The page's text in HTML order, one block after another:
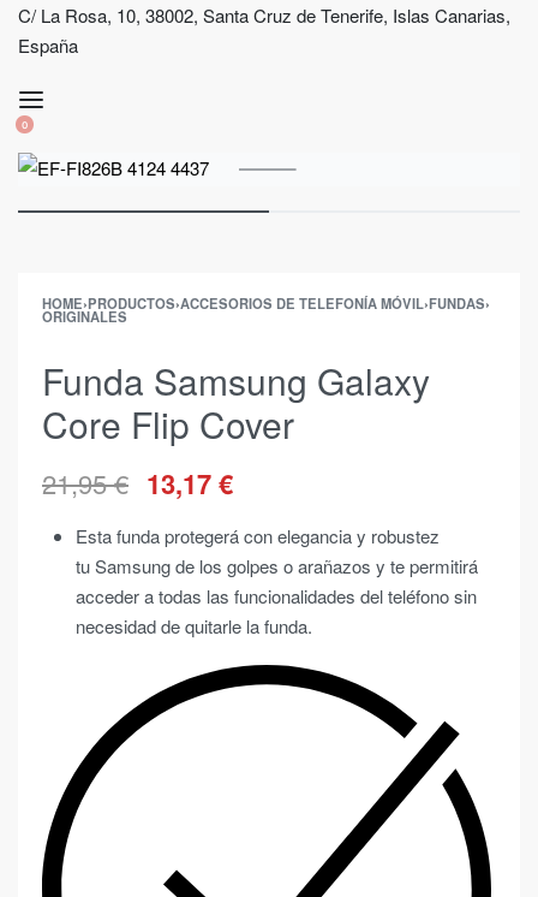
C/ La Rosa, 10, 38002, Santa Cruz de Tenerife, Islas Canarias,
España
0
HOME›PRODUCTOS›ACCESORIOS DE TELEFONÍA MÓVIL›FUNDAS›
ORIGINALES
Funda Samsung Galaxy
Core Flip Cover
21,95€ 13,17€
Esta funda protegerá con elegancia y robustez
tu Samsung de los golpes o arañazos y te permitirá
acceder a todas las funcionalidades del teléfono sin
necesidad de quitarle la funda.